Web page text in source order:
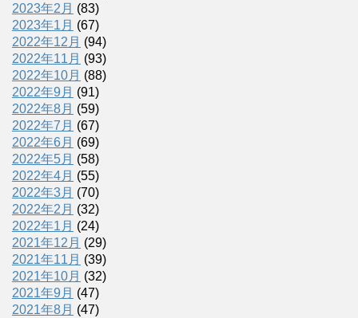
2023年2月 (83)
2023年1月 (67)
2022年12月 (94)
2022年11月 (93)
2022年10月 (88)
2022年9月 (91)
2022年8月 (59)
2022年7月 (67)
2022年6月 (69)
2022年5月 (58)
2022年4月 (55)
2022年3月 (70)
2022年2月 (32)
2022年1月 (24)
2021年12月 (29)
2021年11月 (39)
2021年10月 (32)
2021年9月 (47)
2021年8月 (47)